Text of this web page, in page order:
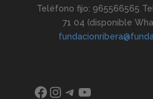
Teléfono fijo: 965566565
71 04 (disponible
Facebook
Instagram
Telegram
YouTube